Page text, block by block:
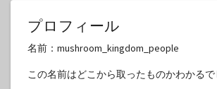
プロフィール
名前：mushroom_kingdom_people
この名前はどこから取ったものかわかるで